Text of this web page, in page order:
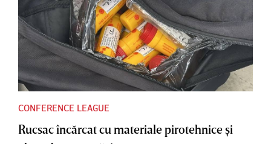
CONFERENCE LEAGUE
Rucsac încărcat cu materiale pirotehnice şi